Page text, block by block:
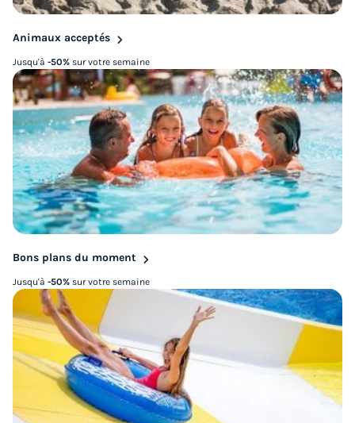
Animaux acceptés
Jusqu'à -50% sur votre semaine
Bons plans du moment
Jusqu'à -50% sur votre semaine